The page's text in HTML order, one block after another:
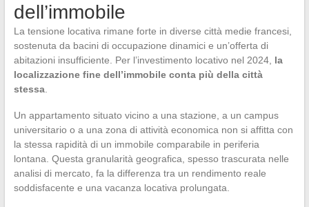
dell’immobile
La tensione locativa rimane forte in diverse città medie francesi,
sostenuta da bacini di occupazione dinamici e un’offerta di
abitazioni insufficiente. Per l’investimento locativo nel 2024, la
localizzazione fine dell’immobile conta più della città
stessa.
Un appartamento situato vicino a una stazione, a un campus
universitario o a una zona di attività economica non si affitta con
la stessa rapidità di un immobile comparabile in periferia
lontana. Questa granularità geografica, spesso trascurata nelle
analisi di mercato, fa la differenza tra un rendimento reale
soddisfacente e una vacanza locativa prolungata.